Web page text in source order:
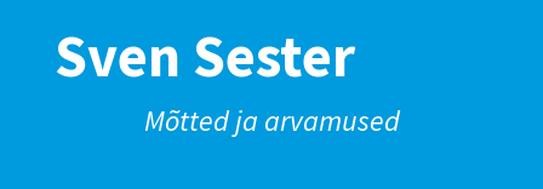
Sven Sester
Mõtted ja arvamused